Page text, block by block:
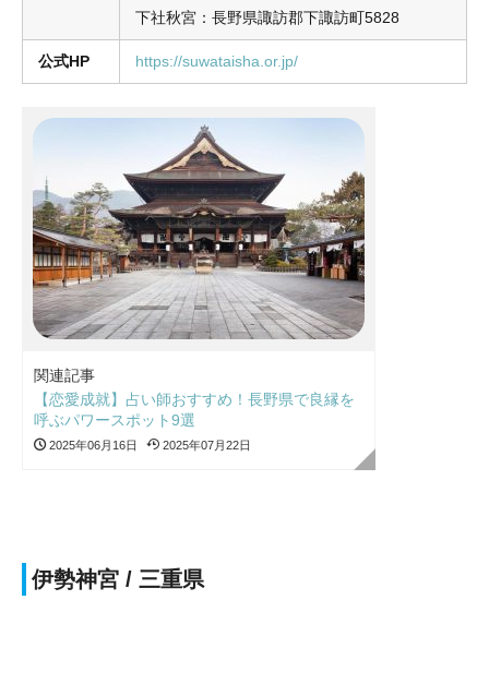
下社秋宮：長野県諏訪郡下諏訪町5828
公式HP https://suwataisha.or.jp/
関連記事
【恋愛成就】占い師おすすめ！長野県で良縁を
呼ぶパワースポット9選
2025年06月16日 2025年07月22日
伊勢神宮 / 三重県